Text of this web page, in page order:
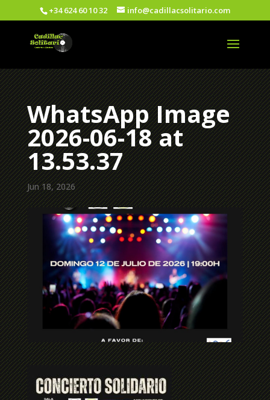
+34 624 60 10 32 info@cadillacsolitario.com
WhatsApp Image
2026-06-18 at
13.53.37
Jun 18, 2026